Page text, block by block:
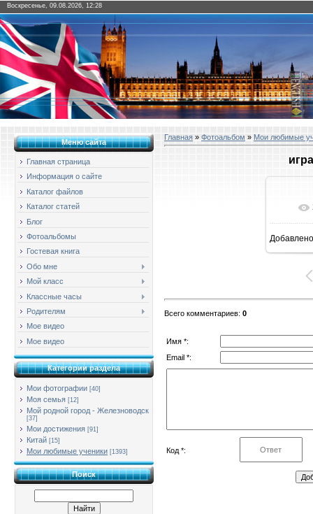
Воскресенье, 09.08.2026, 12:28
Меню сайта
Главная страница
Информация о сайте
Каталог файлов
Каталог статей
Блог
Фотоальбомы
Гостевая книга
Обо мне
Мой класс
Классные часы
Родителям
Мое видео
Мое видео
Категории раздела
Мои фотографии [40]
Моя семья [12]
Мой родной город - Железноводск
[37]
Мои достижения [91]
Китай [15]
Мои любимые ученики [1393]
Поиск
Главная » Фотоальбом » Мои любимые
Добавлено
Всего комментариев: 0
Имя *:
Email *:
Код *: